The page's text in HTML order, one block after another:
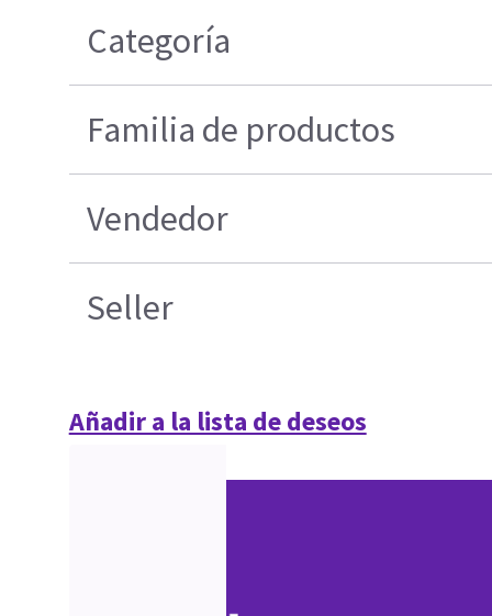
Categoría
Familia de productos
Vendedor
Seller
Añadir a la lista de deseos